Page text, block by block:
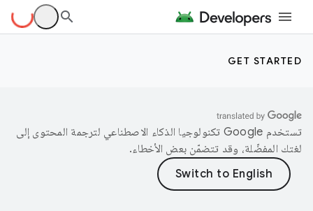
GET STARTED
تستخدم Google تكنولوجيا الذكاء الاصطناعي لترجمة المحتوى إلى
لغتك المفضّلة، وقد تتضمّن بعض الأخطاء.